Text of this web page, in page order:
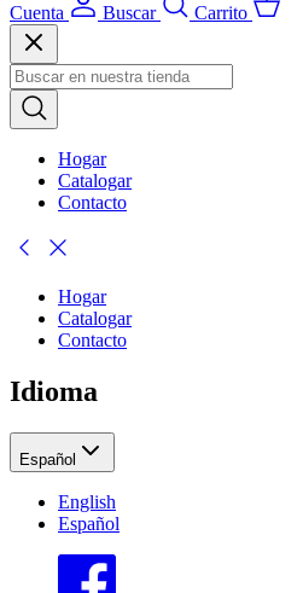
Cuenta
Buscar Carrito
Hogar
Catalogar
Contacto
Hogar
Catalogar
Contacto
Idioma
Español
English
Español